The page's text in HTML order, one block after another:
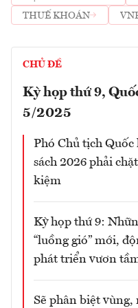
THUẾ KHOÁN
CHỦ ĐỀ
Kỳ họp thứ 9,
5/2025
Phó Chủ tịch
sách 2026 phải
kiệm
Kỳ họp thứ 9:
“luồng gió” mới,
phát triển vươn
Sẽ phân biệt